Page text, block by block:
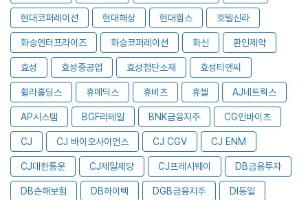
현대코퍼레이션 현대해상 현대힘스 호텔신라
화승엔터프라이즈 화승코퍼레이션 화신 환인제약
효성 효성중공업 효성첨단소재 효성티앤씨
휠라홀딩스 휴메딕스 휴비츠 휴젤 AJ네트웍스
AP시스템 BGF리테일 BNK금융지주 CG인바이츠
CJ CJ 바이오사이언스 CJ CGV CJ ENM
CJ대한통운 CJ제일제당 CJ프레시웨이 DB금융투자
DB손해보험 DB하이텍 DGB금융지주 DI동일